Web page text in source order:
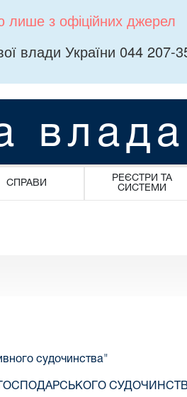
лише з офіційних джерел
влади України 044 207-
влада
СПРАВИ
РЕЄСТРИ ТА
СИСТЕМИ
судочинства"
ГОСПОДАРСЬКОГО